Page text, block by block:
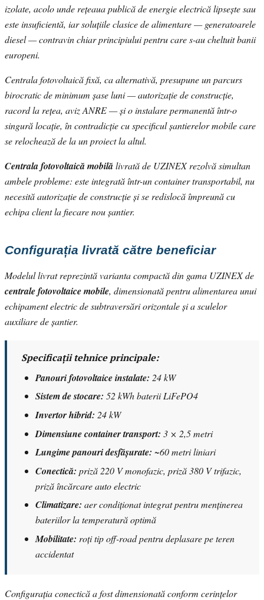
izolate, acolo unde rețeaua publică de energie electrică lipsește sau
este insuficientă, iar soluțiile clasice de alimentare — generatoarele
diesel — contravin chiar principiului pentru care s-au cheltuit banii
europeni.
Centrala fotovoltaică fixă, ca alternativă, presupune un parcurs
birocratic de minimum șase luni — autorizație de construcție,
racord la rețea, aviz ANRE — și o instalare permanentă într-o
singură locație, în contradicție cu specificul șantierelor mobile care
se relochează de la un proiect la altul.
Centrala fotovoltaică mobilălivrată de UZINEX rezolvă simultan
ambele probleme: este integrată într-un container transportabil, nu
necesită autorizație de construcție și se redislocă împreună cu
echipa client la fiecare nou șantier.
Configurația livrată către beneficiar
Modelul livrat reprezintă varianta compactă din gama UZINEX de
centrale fotovoltaice mobile, dimensionată pentru alimentarea unui
echipament electric de subtraversări orizontale și a sculelor
auxiliare de șantier.
Specificații tehnice principale:
Panouri fotovoltaice instalate: 24 kW
Sistem de stocare: 52 kWh baterii LiFePO4
Invertor hibrid: 24 kW
Dimensiune container transport: 3 × 2,5 metri
Lungime panouri desfășurate: ~60 metri liniari
Conectică: priză 220 V monofazic, priză 380 V trifazic,
priză încărcare auto electric
Climatizare: aer condiționat integrat pentru menținerea
bateriilor la temperatură optimă
Mobilitate: roți tip off-road pentru deplasare pe teren
accidentat
Configurația conectică a fost dimensionată conform cerințelor